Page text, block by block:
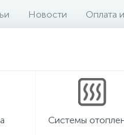
Новости Оплата
Системы